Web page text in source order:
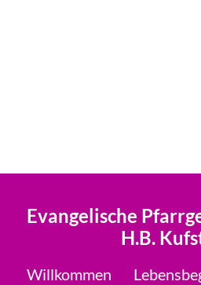
Evangelische
H.B.
Willkommen